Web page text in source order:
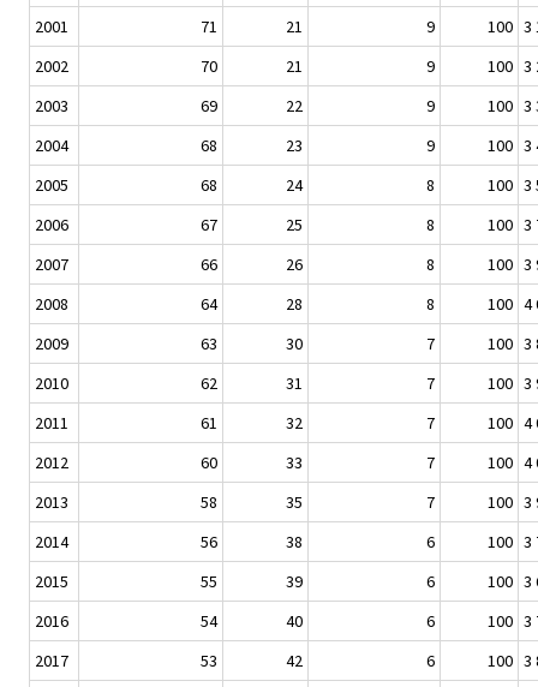
2001
71 21 9 100 3
2002
70 21 9 100 3
2003
69 22 9 100 3
2004
68 23 9 100 3
2005
68 24 8 100 3
2006
67 25 8 100 3
2007
66 26 8 100 3
2008
64 28 8 100 4
2009
63 30 7 100 3
2010
62 31 7 100 3
2011
61 32 7 100 4
2012
60 33 7 100 4
2013
58 35 7 100 3
2014
56 38 6 100 3
2015
55 39 6 100 3
2016
54 40 6 100 3
2017
53 42 6 100 3